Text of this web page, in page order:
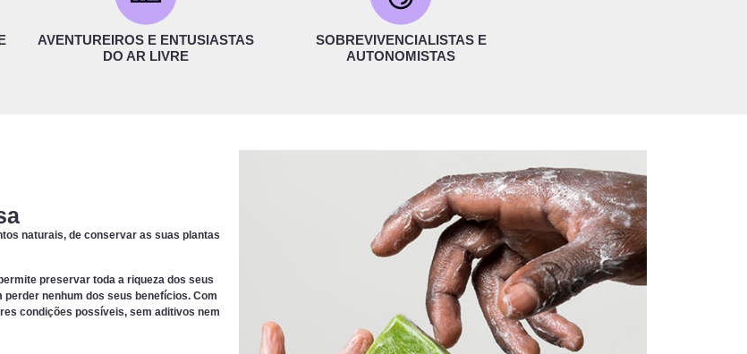
AVENTUREIROS E ENTUSIASTAS
DO AR LIVRE
SOBREVIVENCIALISTAS E
AUTONOMISTAS
naturais, de conservar as suas plantas
preservar toda a riqueza dos seus
nenhum dos seus benefícios. Com
condições possíveis, sem aditivos nem